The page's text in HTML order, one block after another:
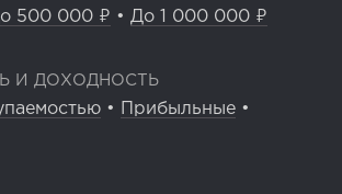
500 000 ₽ • До 1 000 000 ₽
И ДОХОДНОСТЬ
• Прибыльные •